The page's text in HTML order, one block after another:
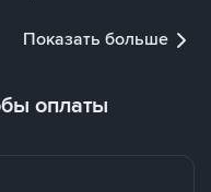
Показать больше
оплаты